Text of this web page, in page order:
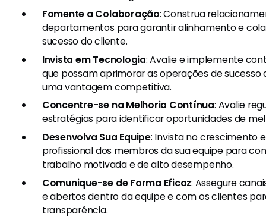
Fomente a Colaboração: Construa
departamentos para garantir alinhamento e
sucesso do cliente.
Invista em Tecnologia: Avalie e implemente
que possam aprimorar as operações de
uma vantagem competitiva.
Concentre-se na Melhoria Contínua: Avalie
estratégias para identificar oportunidades de
Desenvolva Sua Equipe: Invista no crescimento
profissional dos membros da sua equipe para
trabalho motivada e de alto desempenho.
Comunique-se de Forma Eficaz: Assegure
e abertos dentro da equipe e com os clientes
transparência.